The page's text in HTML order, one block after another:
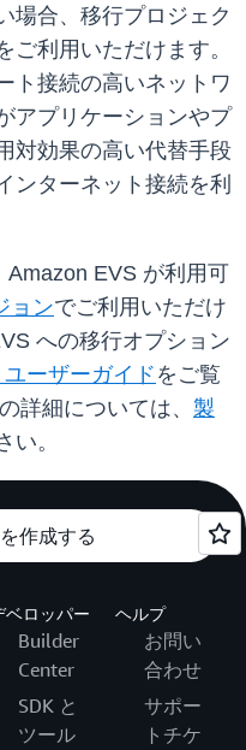
場合、移行プロジェク
ご利用いただけます。
ト接続の高いネットワ
アプリケーションやプ
対効果の高い代替手段
ンターネット接続を利
EVS が利用可
ョンでご利用いただけ
への移行オプション
ユーザーガイド をご覧
詳細については、 製
い。
作成する
ベロッパー
Builder
Center
SDK と
ツール
ヘルプ
お問い
合わせ
サポー
トチケ